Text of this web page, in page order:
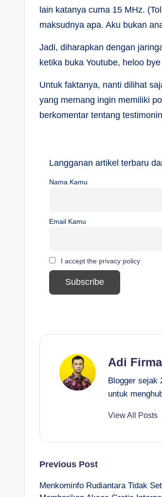
lain katanya cuma 15 MHz.
maksudnya apa. Aku bukan
Jadi, diharapkan dengan
ketika buka Youtube, heloo
Untuk faktanya, nanti dilihat
yang memang ingin memiliki
berkomentar tentang
Langganan artikel terbaru
Nama Kamu
Email Kamu
I accept the privacy policy
Adi
Blogger sejak
untuk
View All Posts
Post
navigation
Previous Post
Menkominfo Rudiantara Tidak